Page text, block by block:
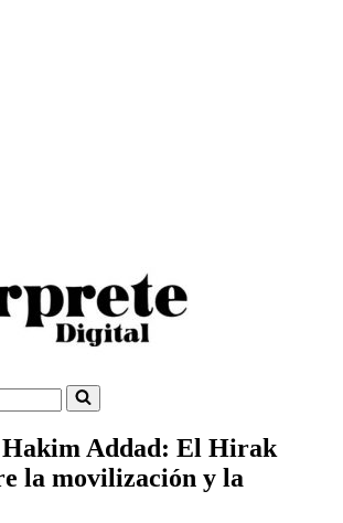
Addad: El Hirak
la movilización y la